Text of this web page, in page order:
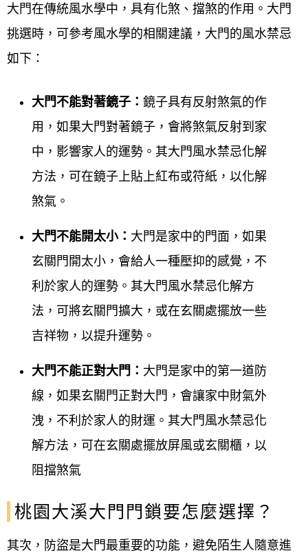
大門在傳統風水學中，具有化煞、擋煞的作用。大門
挑選時，可參考風水學的相關建議，大門的風水禁忌
如下：
大門不能對著鏡子： 鏡子具有反射煞氣的作
用，如果大門對著鏡子，會將煞氣反射到家
中，影響家人的運勢。其大門風水禁忌化解
方法，可在鏡子上貼上紅布或符紙，以化解
煞氣。
大門不能開太小： 大門是家中的門面，如果
玄關門開太小，會給人一種壓抑的感覺，不
利於家人的運勢。其大門風水禁忌化解方
法，可將玄關門擴大，或在玄關處擺放一些
吉祥物，以提升運勢。
大門不能正對大門： 大門是家中的第一道防
線，如果玄關門正對大門，會讓家中財氣外
洩，不利於家人的財運。其大門風水禁忌化
解方法，可在玄關處擺放屏風或玄關櫃，以
阻擋煞氣
桃園大溪大門門鎖要怎麼選擇？
其次，防盜是大門最重要的功能，避免陌生人隨意進